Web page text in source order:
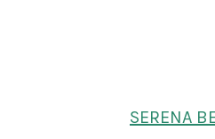
SERENA